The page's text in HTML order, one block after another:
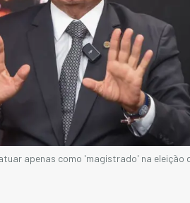
apenas como 'magistrado' na eleição